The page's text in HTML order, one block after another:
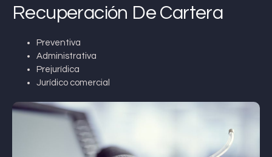
Recuperación De Cartera
Preventiva
Administrativa
Prejurídica
Jurídico comercial